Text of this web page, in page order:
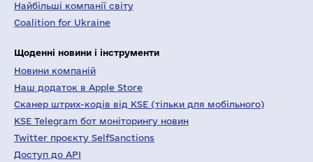
Найбільші компанії світу
Coalition for Ukraine
Щоденні новини і інструменти
Новини компаній
Наш додаток в Apple Store
Сканер штрих-кодів від KSE (тільки для мобільного)
KSE Telegram бот моніторингу новин
Twitter проєкту SelfSanctions
Доступ до API